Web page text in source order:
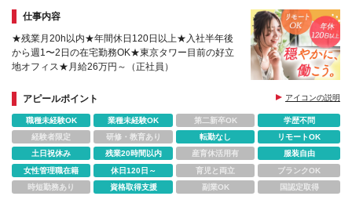
仕事内容
★残業月20h以内★年間休日120日以上★入社半年後
から週1〜2日の在宅勤務OK★東京タワー目前の好立
地オフィス★月給26万円～（正社員）
アピールポイント アイコンの説明
職種未経験OK 業種未経験OK 第二新卒OK
学歴不問
経験者限定
研修・教育あり 転勤なし
リモートOK
土日祝休み
残業20時間以内 産育休活用有
服装自由
女性管理職在籍
休日120日～ 育児と両立
ブランクOK
時短勤務あり
資格取得支援 副業OK 国認定取得